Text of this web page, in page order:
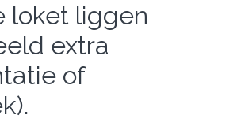
loket liggen
extra
of